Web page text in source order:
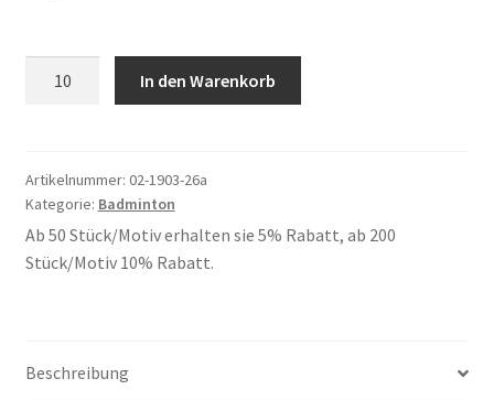
In den Warenkorb
Artikelnummer: 02-1903-26a
Kategorie: Badminton
Ab 50 Stück/Motiv erhalten sie 5% Rabatt, ab 200
Stück/Motiv 10% Rabatt.
Beschreibung